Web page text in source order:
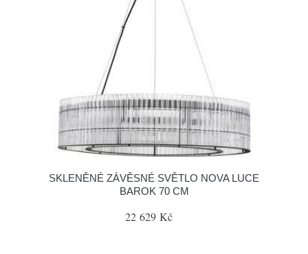
SKLENĚNÉ ZÁVĚSNÉ SVĚTLO NOVA LUCE
BAROK 70 CM
22 629 Kč